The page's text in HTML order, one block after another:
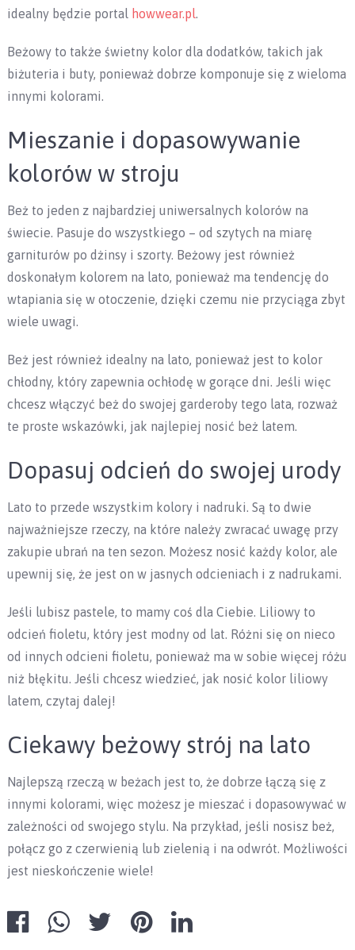
idealny będzie portal howwear.pl.
Beżowy to także świetny kolor dla dodatków, takich jak
biżuteria i buty, ponieważ dobrze komponuje się z wieloma
innymi kolorami.
Mieszanie i dopasowywanie
kolorów w stroju
Beż to jeden z najbardziej uniwersalnych kolorów na
świecie. Pasuje do wszystkiego – od szytych na miarę
garniturów po dżinsy i szorty. Beżowy jest również
doskonałym kolorem na lato, ponieważ ma tendencję do
wtapiania się w otoczenie, dzięki czemu nie przyciąga zbyt
wiele uwagi.
Beż jest również idealny na lato, ponieważ jest to kolor
chłodny, który zapewnia ochłodę w gorące dni. Jeśli więc
chcesz włączyć beż do swojej garderoby tego lata, rozważ
te proste wskazówki, jak najlepiej nosić beż latem.
Dopasuj odcień do swojej urody
Lato to przede wszystkim kolory i nadruki. Są to dwie
najważniejsze rzeczy, na które należy zwracać uwagę przy
zakupie ubrań na ten sezon. Możesz nosić każdy kolor, ale
upewnij się, że jest on w jasnych odcieniach i z nadrukami.
Jeśli lubisz pastele, to mamy coś dla Ciebie. Liliowy to
odcień fioletu, który jest modny od lat. Różni się on nieco
od innych odcieni fioletu, ponieważ ma w sobie więcej różu
niż błękitu. Jeśli chcesz wiedzieć, jak nosić kolor liliowy
latem, czytaj dalej!
Ciekawy beżowy strój na lato
Najlepszą rzeczą w beżach jest to, że dobrze łączą się z
innymi kolorami, więc możesz je mieszać i dopasowywać w
zależności od swojego stylu. Na przykład, jeśli nosisz beż,
połącz go z czerwienią lub zielenią i na odwrót. Możliwości
jest nieskończenie wiele!